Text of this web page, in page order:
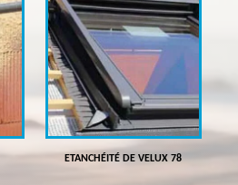
ETANCHÉITÉ DE VELUX 78